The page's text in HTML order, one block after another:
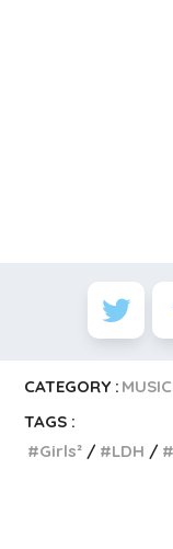
CATEGORY : MUSIC
TAGS :
Girls²
LDH